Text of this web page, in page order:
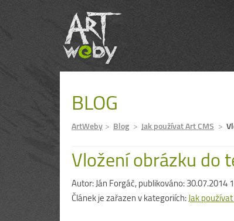
BLOG
ArtWeby Blog Jak používat Art CMS
Vložení obrázku do
Autor:Ján Forgáč, publikováno: 30.07.2014
Článek je zařazen v kategoriích:Jak